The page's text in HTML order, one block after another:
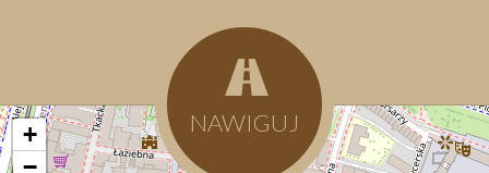
NAWIGUJ
+
−